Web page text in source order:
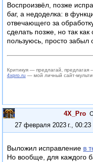
Воспроизвёл, позже
баг, а недоделка: в
отвечающего за
сделать позже, но так
пользуюсь, просто забыл
Критикуя — предлагай, предлагая
4xpro.ru — мой личный сайт-
4X_Pro
27 февраля 2023 г., 00:23
Выложил исправление в
Но вообще, для каждого